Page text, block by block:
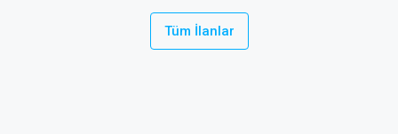
Tüm İlanlar